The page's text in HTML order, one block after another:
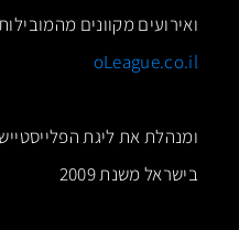
ואירועים מקוונים
oLeague.co.il
ומנהלת את ליגת
בישראל משנת 2009